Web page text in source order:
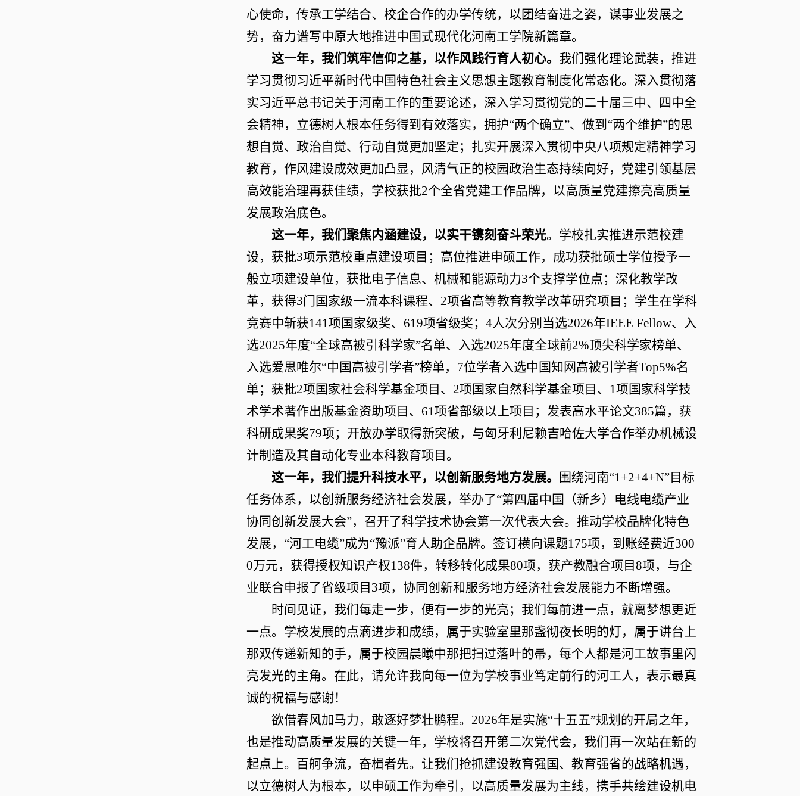
心使命，传承工学结合、校企合作的办学传统， 以团结奋进之姿， 谋事业发展之
势，奋力谱写中原大地推进中国式现代化河南工学院新篇章。
这一年，我们筑牢信仰之基，以作风践行育人初心。 我们强化理论武装， 推进
学习贯彻习近平新时代中国特色社会主义思想主题教育制度化常态化。 深入贯彻落
实习近平总书记关于河南工作的重要论述，深入学习贯彻党的二十届三中、四中全
会精神，立德树人根本任务得到有效落实， 拥护“两个确立”、做到 “两个维护”的思
想自觉、政治自觉、行动自觉更加坚定； 扎实开展深入贯彻中央八项规定精神学习
教育，作风建设成效更加凸显，风清气正的校园政治生态持续向好，党建引领基层
高效能治理再获佳绩，学校获批2个全省党建工作品牌，以高质量党建擦亮高质量
发展政治底色。
这一年，我们聚焦内涵建设，以实干镌刻奋斗荣光。学校扎实推进示范校建
设，获批3项示范校重点建设项目；高位推进申硕工作，成功获批硕士学位授予一
般立项建设单位，获批电子信息、机械和能源动力3个支撑学位点；深化教学改
革，获得3门国家级一流本科课程、 2项省高等教育教学改革研究项目； 学生在学科
竞赛中斩获141项国家级奖、 619项省级奖； 4人次分别当选2026年IEEE Fellow、入
选2025年度“全球高被引科学家”名单、入选2025年度全球前2%顶尖科学家榜单、
入选爱思唯尔“中国高被引学者”榜单， 7位学者入选中国知网高被引学者Top5%名
单；获批2项国家社会科学基金项目、 2项国家自然科学基金项目、 1项国家科学技
术学术著作出版基金资助项目、 61项省部级以上项目；发表高水平论文385篇，获
科研成果奖79项；开放办学取得新突破，与匈牙利尼赖吉哈佐大学合作举办机械设
计制造及其自动化专业本科教育项目。
这一年，我们提升科技水平，以创新服务地方发展。
围绕河南“1+2+4+N”目标
任务体系，以创新服务经济社会发展， 举办了“第四届中国（新乡）电线电缆产业
协同创新发展大会”，召开了科学技术协会第一次代表大会。推动学校品牌化特色
发展， “河工电缆”成为“豫派”育人助企品牌。签订横向课题175项，到账经费近300
0万元，获得授权知识产权138件，转移转化成果80项，获产教融合项目 8项，与企
业联合申报了省级项目 3项， 协同创新和服务地方经济社会发展能力不断增强。
时间见证，我们每走一步，便有一步的光亮；我们每前进一点，就离梦想更近
一点。学校发展的点滴进步和成绩，属于实验室里那盏彻夜长明的灯，属于讲台上
那双传递新知的手，属于校园晨曦中那把扫过落叶的帚，每个人都是河工故事里闪
亮发光的主角。在此，请允许我向每一位为学校事业笃定前行的河工人，表示最真
诚的祝福与感谢！
欲借春风加马力，敢逐好梦壮鹏程。 2026年是实施“十五五”规划的开局之年，
也是推动高质量发展的关键一年，学校将召开第二次党代会，我们再一次站在新的
起点上。百舸争流，奋楫者先。让我们抢抓建设教育强国、教育强省的战略机遇，
以立德树人为根本，以申硕工作为牵引，以高质量发展为主线， 携手共绘建设机电